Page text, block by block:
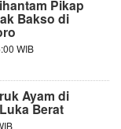
Pikap
Bakso di
WIB
Ayam di
Berat